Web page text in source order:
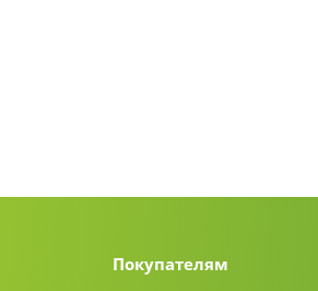
Покупателям